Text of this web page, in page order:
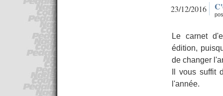
23/12/2016
Le carnet
édition,
de changer
Il vous suffit
l'année.